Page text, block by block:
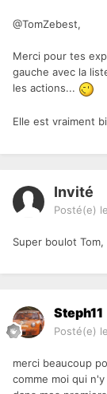
@TomZebest,
Merci pour tes
gauche avec la
les actions...
Elle est vraiment
Invité
Posté(e)
Super boulot
Steph11
Posté(e)
merci beaucoup
comme moi qui